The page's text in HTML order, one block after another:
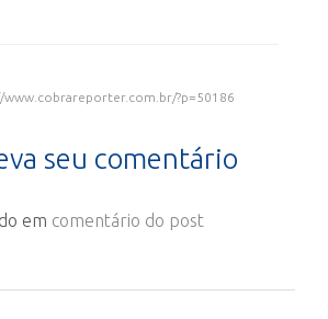
www.cobrareporter.com.br/?p=50186
seu comentário
em comentário do post